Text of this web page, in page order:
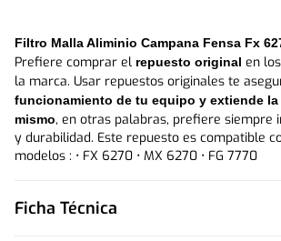
Filtro Malla Aliminio Campana Fensa Fx
Prefiere comprar el repuesto original en
la marca. Usar repuestos originales te
funcionamiento de tu equipo y extiende
mismo, en otras palabras, prefiere siempre
y durabilidad. Este repuesto es compatible
modelos : • FX 6270 • MX 6270 • FG 7770
Ficha Técnica